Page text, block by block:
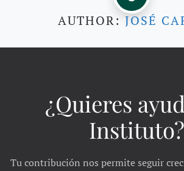
AUTHOR: JOSÉ
¿Quieres
Instituto?
Tu contribución nos permite seguir